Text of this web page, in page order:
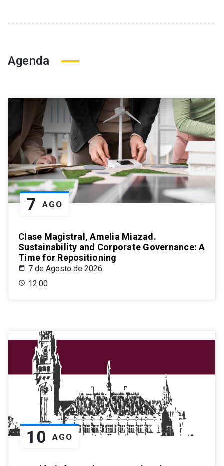
Agenda
7 AGO
Clase Magistral, Amelia Miazad.
Sustainability and Corporate Governance: A
Time for Repositioning
7 de Agosto de 2026
12:00
10 AGO